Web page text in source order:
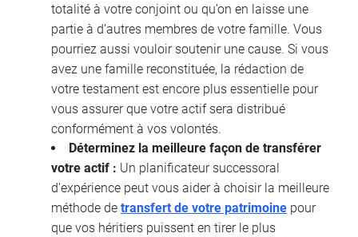
totalité à votre conjoint ou qu’on en laisse une
partie à d’autres membres de votre famille. Vous
pourriez aussi vouloir soutenir une cause. Si vous
avez une famille reconstituée, la rédaction de
votre testament est encore plus essentielle pour
vous assurer que votre actif sera distribué
conformément à vos volontés.
Déterminez la meilleure façon de transférer
votre actif : Un planificateur successoral
d’expérience peut vous aider à choisir la meilleure
méthode de transfert de votre patrimoine pour
que vos héritiers puissent en tirer le plus